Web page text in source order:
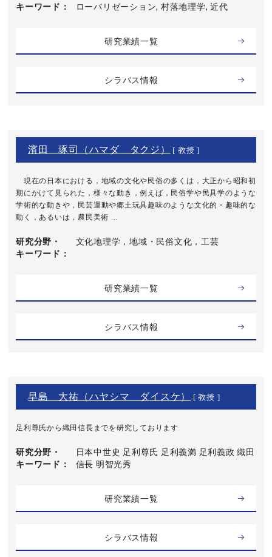
キーワード
ローバリゼーション, 村落地理学, 近代
研究業績一覧
シラバス情報
濱田 琢司（ハマダ タクジ） [ 教授 ]
現在の日本における，地域の文化や民俗の多くは，大正から昭和初
期にかけて見られた，様々な動き，例えば，民俗学や民具学のような
学術的な動きや，民芸運動や郷土玩具趣味のような文化的・趣味的な
動く，あるいは，農民美術 ...
研究分野・
キーワード
文化地理学，地域・民俗文化，工芸
研究業績一覧
シラバス情報
早島 大祐（ハヤシマ ダイスケ） [ 教授 ]
足利尊氏から織田信長までを研究しております
研究分野・
キーワード
日本中世史 足利尊氏 足利義満 足利義政 織田
信長 明智光秀
研究業績一覧
シラバス情報